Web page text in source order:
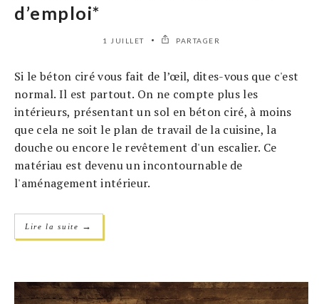
d’emploi*
1 JUILLET PARTAGER
Si le béton ciré vous fait de l’œil, dites-vous que c'est
normal. Il est partout. On ne compte plus les
intérieurs, présentant un sol en béton ciré, à moins
que cela ne soit le plan de travail de la cuisine, la
douche ou encore le revêtement d'un escalier. Ce
matériau est devenu un incontournable de
l'aménagement intérieur.
Lire la suite →